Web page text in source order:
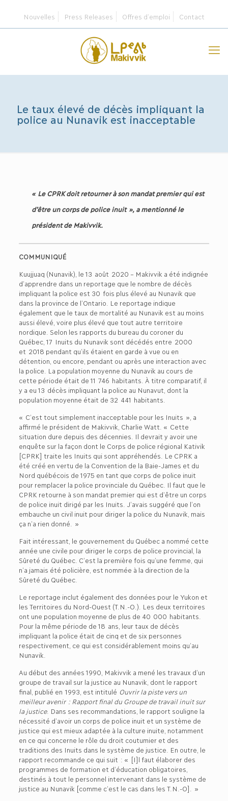
Nouvelles Press Releases Offres d’emploi Contact
Le taux élevé de décès impliquant la
police au Nunavik est inacceptable
« Le CPRK doit retourner à son mandat premier qui est
d’être un corps de police inuit », a mentionné le
président de Makivvik.
COMMUNIQUÉ
Kuujjuaq (Nunavik), le 13 août 2020 – Makivvik a été indignée
d’apprendre dans un reportage que le nombre de décès
impliquant la police est 30 fois plus élevé au Nunavik que
dans la province de l’Ontario. Le reportage indique
également que le taux de mortalité au Nunavik est au moins
aussi élevé, voire plus élevé que tout autre territoire
nordique. Selon les rapports du bureau du coroner du
Québec, 17 Inuits du Nunavik sont décédés entre 2000
et 2018 pendant qu’ils étaient en garde à vue ou en
détention, ou encore, pendant ou après une interaction avec
la police. La population moyenne du Nunavik au cours de
cette période était de 11 746 habitants. À titre comparatif, il
y a eu 13 décès impliquant la police au Nunavut, dont la
population moyenne était de 32 441 habitants.
« C’est tout simplement inacceptable pour les Inuits », a
affirmé le président de Makivvik, Charlie Watt. « Cette
situation dure depuis des décennies. Il devrait y avoir une
enquête sur la façon dont le Corps de police régional Kativik
[CPRK] traite les Inuits qui sont appréhendés. Le CPRK a
été créé en vertu de la Convention de la Baie-James et du
Nord québécois de 1975 en tant que corps de police inuit
pour remplacer la police provinciale du Québec. Il faut que le
CPRK retourne à son mandat premier qui est d’être un corps
de police inuit dirigé par les Inuits. J’avais suggéré que l’on
embauche un civil inuit pour diriger la police du Nunavik, mais
ça n’a rien donné. »
Fait intéressant, le gouvernement du Québec a nommé cette
année une civile pour diriger le corps de police provincial, la
Sûreté du Québec. C’est la première fois qu’une femme, qui
n’a jamais été policière, est nommée à la direction de la
Sûreté du Québec.
Le reportage inclut également des données pour le Yukon et
les Territoires du Nord-Ouest (T.N.-O.). Les deux territoires
ont une population moyenne de plus de 40 000 habitants.
Pour la même période de 18 ans, leur taux de décès
impliquant la police était de cinq et de six personnes
respectivement, ce qui est considérablement moins qu’au
Nunavik.
Au début des années 1990, Makivvik a mené les travaux d’un
groupe de travail sur la justice au Nunavik, dont le rapport
final, publié en 1993, est intitulé Ouvrir la piste vers un
meilleur avenir : Rapport final du Groupe de travail inuit sur
la justice. Dans ses recommandations, le rapport souligne la
nécessité d’avoir un corps de police inuit et un système de
justice qui est mieux adaptée à la culture inuite, notamment
en ce qui concerne le rôle du droit coutumier et des
traditions des Inuits dans le système de justice. En outre, le
rapport recommande ce qui suit : « [I]l faut élaborer des
programmes de formation et d’éducation obligatoires,
destinés à tout le personnel intervenant dans le système de
justice au Nunavik [comme c’est le cas dans les T.N.-O]. »